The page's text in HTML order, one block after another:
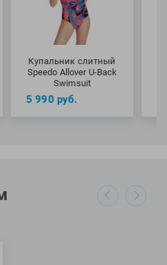
слитный купальник
ZOGGS пловчихам для
и на открытой воде.
22% лайкра XTRA LIFE
Купальник слитный
Speedo Allover U-Back
Swimsuit
5 990 руб.